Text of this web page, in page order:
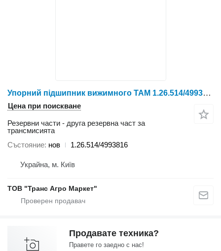
Упорний підшипник вижимного TAM 1.26.514/4993816 за колесен трактор YTO X804/X904/LX954/NLX1024/NLX1054/X1204/NLX1304/NLX1404
Цена при поискване
Резервни части - друга резервна част за
трансмисията
Състояние нов 1.26.514/4993816
Украйна, м. Київ
ТОВ "Транс Агро Маркет"
Продавате техника?
Правете го заедно с нас!